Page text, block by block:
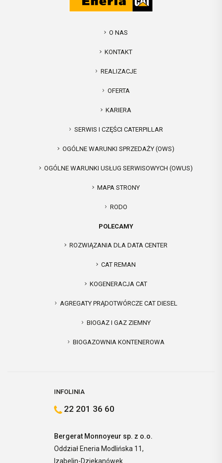
O NAS
KONTAKT
REALIZACJE
OFERTA
KARIERA
SERWIS I CZĘŚCI CATERPILLAR
OGÓLNE WARUNKI SPRZEDAŻY (OWS)
OGÓLNE WARUNKI USŁUG SERWISOWYCH (OWUS)
MAPA STRONY
RODO
POLECAMY
ROZWIĄZANIA DLA DATA CENTER
CAT REMAN
KOGENERACJA CAT
AGREGATY PRĄDOTWÓRCZE CAT DIESEL
BIOGAZ I GAZ ZIEMNY
BIOGAZOWNIA KONTENEROWA
INFOLINIA
22 201 36 60
Bergerat Monnoyeur sp. z o.o.
Oddział Eneria Modlińska 11,
Izabelin-Dziekanówek